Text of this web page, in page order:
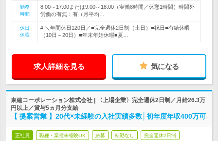
勤務
時間
8:00～17:00または9:00～18:00（実働8時間／休憩1時間）時間外
労働の有無：有（月平均…
休日
休暇
# ＼年間休日120日／■完全週休2日制（土日）■祝日■有給休暇
（10日～20日）■年末年始休暇■夏…
求人詳細を見る 気になる
東建コーポレーション株式会社 | 〈上場企業〉完全週休2日制／月給26.3万
円以上／賞与5ヵ月分支給
【 提案営業 】20代×未経験の入社実績多数│初年度年収400万可
正社員 職種・業種未経験OK 急募 転勤なし 完全週休2日制